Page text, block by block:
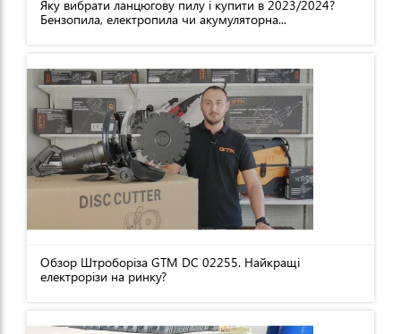
Яку вибрати ланцюгову пилу і купити в 2023/2024?
Бензопила, електропила чи акумуляторна...
Обзор Штроборіза GTM DC 02255. Найкращі
електрорізи на ринку?